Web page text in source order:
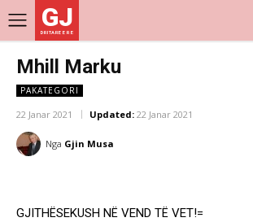
GJ
DRITARE E RE
Mhill Marku
PAKATEGORI
22 Janar 2021 Updated: 22 Janar 2021
Nga Gjin Musa
GJITHËSEKUSH NË VEND TË VET!=